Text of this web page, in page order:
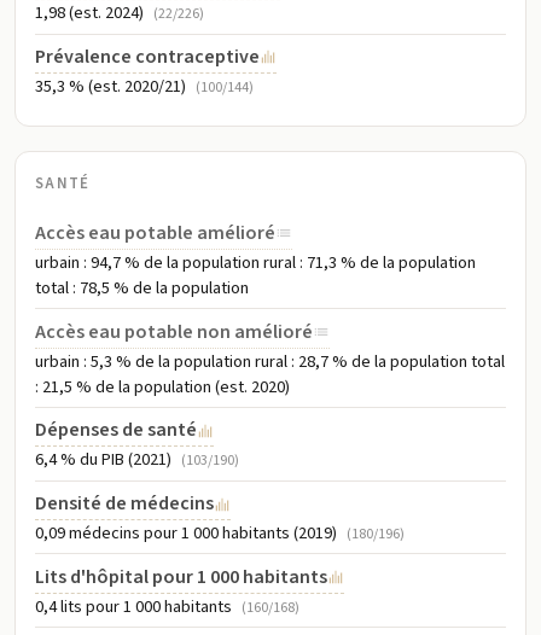
1,98 (est. 2024) (22/226)
Prévalence contraceptive
35,3 % (est. 2020/21) (100/144)
SANTÉ
Accès eau potable amélioré
urbain : 94,7 % de la population rural : 71,3 % de la population
total : 78,5 % de la population
Accès eau potable non amélioré
urbain : 5,3 % de la population rural : 28,7 % de la population total
: 21,5 % de la population (est. 2020)
Dépenses de santé
6,4 % du PIB (2021) (103/190)
Densité de médecins
0,09 médecins pour 1 000 habitants (2019) (180/196)
Lits d'hôpital pour 1 000 habitants
0,4 lits pour 1 000 habitants (160/168)